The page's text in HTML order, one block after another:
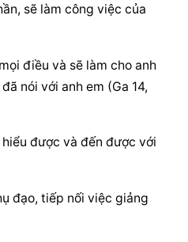
sẽ làm công việc của
điều và sẽ làm cho anh
nói với anh em (Ga 14,
được và đến được với
đạo, tiếp nối việc giảng